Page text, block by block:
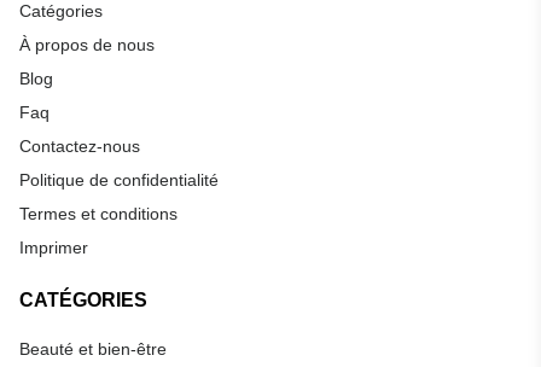
Catégories
À propos de nous
Blog
Faq
Contactez-nous
Politique de confidentialité
Termes et conditions
Imprimer
CATÉGORIES
Beauté et bien-être